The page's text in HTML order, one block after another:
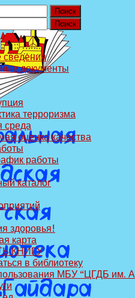
документы
терроризма
среда
оценка качества
работы
каталог
здоровья!
карта
КНИГУ
в библиотеку
МБУ “ЦГДБ им.